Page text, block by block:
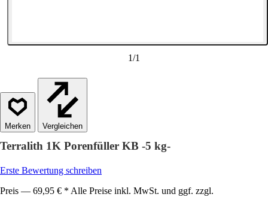
1/1
Vergleichen
Terralith 1K Porenfüller KB -5 kg-
Erste Bewertung schreiben
Preis — 69,95 € * Alle Preise inkl. MwSt. und ggf. zzgl.